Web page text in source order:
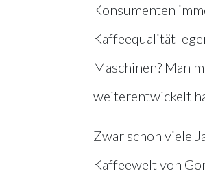
Konsumenten
Kaffeequalität
Maschinen? Man
weiterentwickelt
Zwar schon viele
Kaffeewelt von